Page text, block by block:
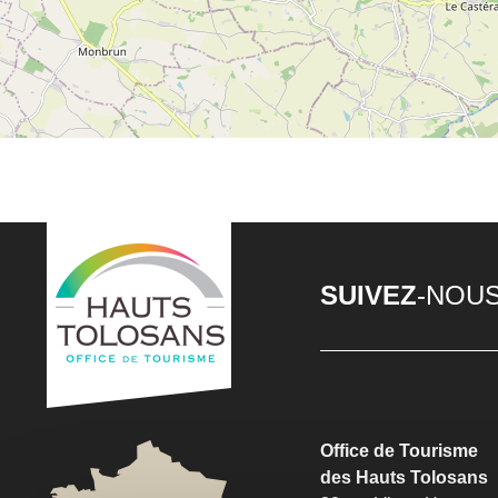
SUIVEZ-
Office de Tourisme
des Hauts Tolosans